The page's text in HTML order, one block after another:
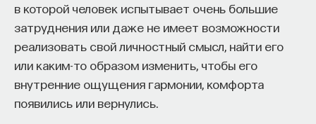
в которой человек испытывает очень большие
затруднения или даже не имеет возможности
реализовать свой личностный смысл, найти его
или каким-то образом изменить, чтобы его
внутренние ощущения гармонии, комфорта
появились или вернулись.